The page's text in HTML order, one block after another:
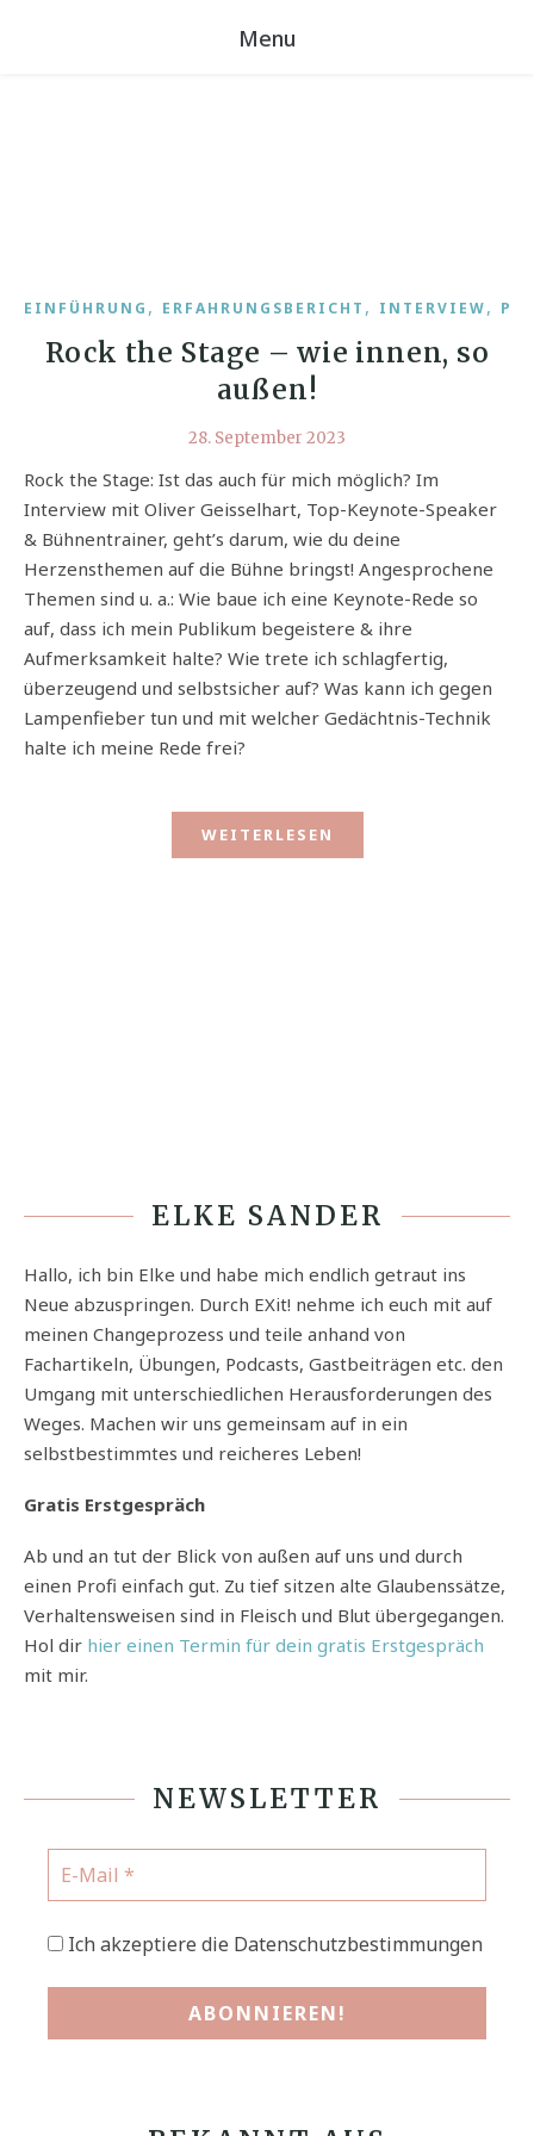
Menu
EINFÜHRUNG , ERFAHRUNGSBERICHT , INTERVIEW,
Rock the Stage – wie innen, so
außen!
28. September 2023
Rock the Stage: Ist das auch für mich möglich? Im
Interview mit Oliver Geisselhart, Top-Keynote-Speaker
& Bühnentrainer, geht’s darum, wie du deine
Herzensthemen auf die Bühne bringst! Angesprochene
Themen sind u. a.: Wie baue ich eine Keynote-Rede so
auf, dass ich mein Publikum begeistere & ihre
Aufmerksamkeit halte? Wie trete ich schlagfertig,
überzeugend und selbstsicher auf? Was kann ich gegen
Lampenfieber tun und mit welcher Gedächtnis-Technik
halte ich meine Rede frei?
WEITERLESEN
ELKE SANDER
Hallo, ich bin Elke und habe mich endlich getraut ins
Neue abzuspringen. Durch EXit! nehme ich euch mit auf
meinen Changeprozess und teile anhand von
Fachartikeln, Übungen, Podcasts, Gastbeiträgen etc. den
Umgang mit unterschiedlichen Herausforderungen des
Weges. Machen wir uns gemeinsam auf in ein
selbstbestimmtes und reicheres Leben!
Gratis Erstgespräch
Ab und an tut der Blick von außen auf uns und durch
einen Profi einfach gut. Zu tief sitzen alte Glaubenssätze,
Verhaltensweisen sind in Fleisch und Blut übergegangen.
Hol dir hier einen Termin für dein gratis Erstgespräch
mit mir.
NEWSLETTER
Ich akzeptiere die Datenschutzbestimmungen